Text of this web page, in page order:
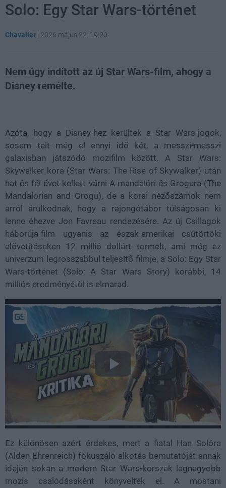
Solo: Egy Star Wars-történet
Chavalier | 2026 május 22. 19:20
Nem úgy indított az új Star Wars-film, ahogy a
Disney remélte.
Azóta, hogy a Disney-hez kerültek a Star Wars-jogok,
sosem telt még el ennyi idő két, a messzi-messzi
galaxisban játszódó mozifilm között. A Star Wars:
Skywalker kora (Star Wars: The Rise of Skywalker) után
hat és fél évet kellett várni A mandalóri és Grogura (The
Mandalorian and Grogu), de a korai nézőszámok nem
arról árulkodnak, hogy a rajongótábor túlságosan ki
lenne éhezve Jon Favreau rendezésére. Az új Csillagok
háborúja-film ugyanis az észak-amerikai csütörtöki
elővetítéseken 12 millió dollárt termelt, ami még az
univerzum legrosszabbul teljesítő filmje, a Solo: Egy Star
Wars-történet (Solo: A Star Wars Story) korábbi, 14
milliós eredményétől is elmarad.
Ez különösen azért érdekes, mert a fiatal Han Solóra
(Alden Ehrenreich) fókuszáló alkotás bemutatóját annak
idején sokan a modern Star Wars-korszak legnagyobb
mozis csalódásaként könyvelték el. A mostani